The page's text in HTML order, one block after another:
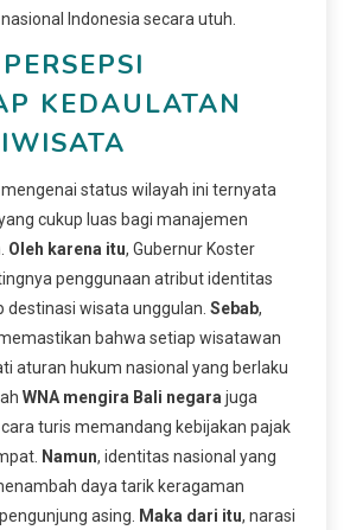
Indonesia secara utuh.
KEDAULATAN
status wilayah ini ternyata
cukup luas bagi manajemen
Oleh karena itu, Gubernur Koster
penggunaan atribut identitas
destinasi wisata unggulan. Sebab,
bahwa setiap wisatawan
aturan hukum nasional yang berlaku
WNA mengira Bali negara juga
turis memandang kebijakan pajak
Namun, identitas nasional yang
daya tarik keragaman
asing.
Maka dari itu, narasi